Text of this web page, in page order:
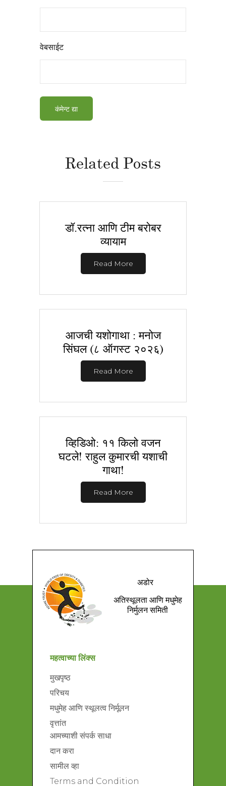
वेबसाईट
Related Posts
डॉ.रत्ना आणि टीम बरोबर
व्यायाम
Read More
आजची यशोगाथा : मनोज
सिंघल (८ ऑगस्ट २०२६)
Read More
व्हिडिओ: ११ किलो वजन
घटले! राहुल कुमारची यशाची
गाथा!
Read More
अडोर
अतिस्थूलता आणि मधुमेह
निर्मुलन समिती
महत्वाच्या लिंक्स
मुखपृष्ठ
परिचय
मधुमेह आणि स्थूलत्व निर्मूलन
वृत्तांत
आमच्याशी संपर्क साधा
दान करा
सामील व्हा
Terms and Condition